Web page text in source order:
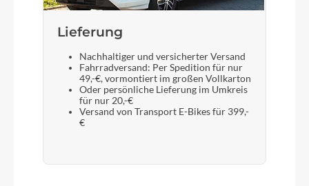
Lieferung
Nachhaltiger und versicherter Versand
Fahrradversand: Per Spedition für nur
49,-€, vormontiert im großen Vollkarton
Oder persönliche Lieferung im Umkreis
für nur 20,-€
Versand von Transport E-Bikes für 399,-
€